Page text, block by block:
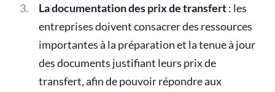
La documentation des prix de transfert: les
entreprises doivent consacrer des ressources
importantes à la préparation et la tenue à jour
des documents justifiant leurs prix de
transfert, afin de pouvoir répondre aux